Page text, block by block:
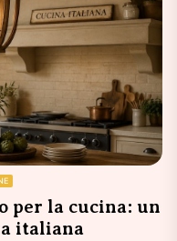
per la cucina: un
italiana